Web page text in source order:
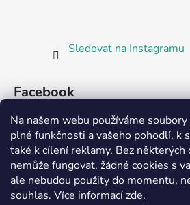
Na našem webu používáme
plné funkčnosti a vašeho pohodlí, k
také k cílení reklamy. Bez některých
nemůže fungovat, žádné cookies s
ale nebudou použity do momentu,
souhlas. Více informacízde.
Sledovat na Instagramu
Facebook
Partnerská prodejna